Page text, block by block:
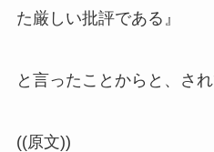
た厳しい批評である』
と言ったことからと、され
((原文))